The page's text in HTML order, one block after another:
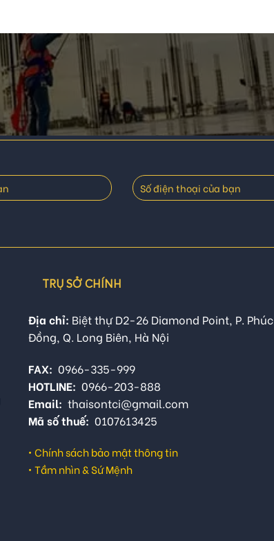
TRỤ SỞ CHÍNH
Địa chỉ: Biệt thự D2-26 Diamond Point, P. Phúc
Đồng, Q. Long Biên, Hà Nội
FAX: 0966-335-999
HOTLINE: 0966-203-888
Email: thaisontci@gmail.com
Mã số thuế: 0107613425
• Chính sách bảo mật thông tin
• Tầm nhìn & Sứ Mệnh